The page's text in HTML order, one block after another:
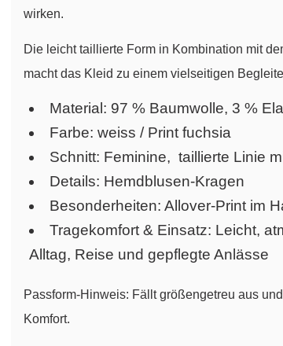
wirken.
Die leicht taillierte Form in Kombination mit
macht das Kleid zu einem vielseitigen
Material: 97 % Baumwolle, 3 %
Farbe: weiss / Print fuchsia
Schnitt: Feminine, taillierte Linie
Details: Hemdblusen-Kragen
Besonderheiten: Allover-Print im
Tragekomfort & Einsatz: Leicht,
Alltag, Reise und gepflegte Anlässe
Passform-Hinweis: Fällt größengetreu aus
Komfort.